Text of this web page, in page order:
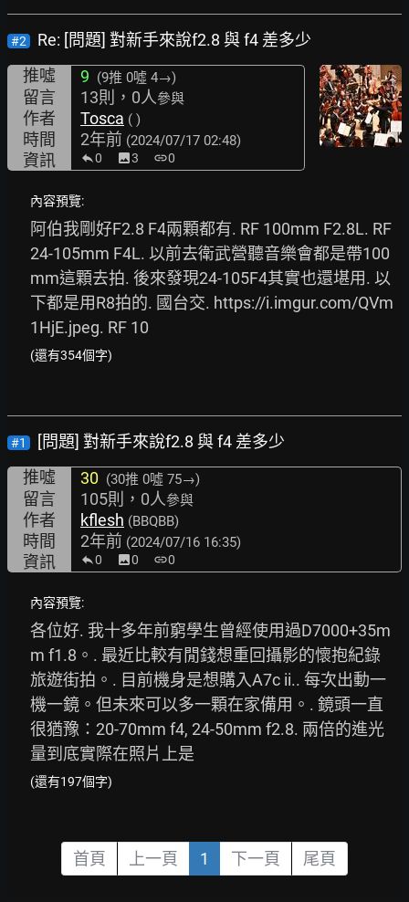
#2
Re: [問題] 對新手來說f2.8 與 f4 差多少
推噓
9 (9推 0噓 4→)
留言 13則，0人參與
作者 Tosca ( )
時間 2年前 (2024/07/17 02:48)
資訊 0 image3 link0
內容預覽:
阿伯我剛好F2.8 F4兩顆都有. RF 100mm F2.8L. RF
24-105mm F4L. 以前去衛武營聽音樂會都是帶100
mm這顆去拍. 後來發現24-105F4其實也還堪用. 以
下都是用R8拍的. 國台交. https://i.imgur.com/QVm
1HjE.jpeg. RF 10
(還有354個字)
#1
[問題] 對新手來說f2.8 與 f4 差多少
推噓
30 (30推 0噓 75→)
留言 105則，0人參與
作者 kflesh (BBQBB)
時間 2年前 (2024/07/16 16:35)
資訊 0 image0 link0
內容預覽:
各位好. 我十多年前窮學生曾經使用過D7000+35m
m f1.8。. 最近比較有閒錢想重回攝影的懷抱紀錄
旅遊街拍。. 目前機身是想購入A7c ii.. 每次出動一
機一鏡。但未來可以多一顆在家備用。. 鏡頭一直
很猶豫：20-70mm f4, 24-50mm f2.8. 兩倍的進光
量到底實際在照片上是
(還有197個字)
首頁 上一頁 1 下一頁 尾頁